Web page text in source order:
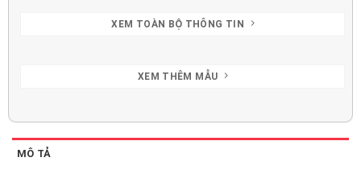
XEM TOÀN BỘ THÔNG TIN
XEM THÊM MẪU
MÔ TẢ